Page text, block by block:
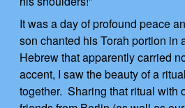
It was a day of profound peace
son chanted his Torah portion in
Hebrew that apparently carried
accent, I saw the beauty of a
together. Sharing that ritual with